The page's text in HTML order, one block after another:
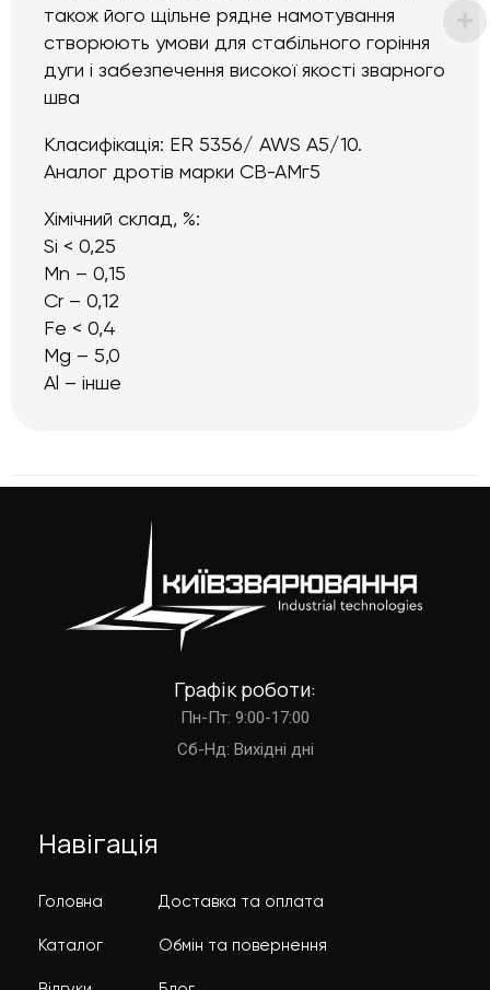
також його щільне рядне намотування
створюють умови для стабільного горіння
дуги і забезпечення високої якості зварного
шва
Класифікація: ER 5356/ AWS A5/10.
Аналог дротів марки СВ-АМг5
Хімічний склад, %:
Si < 0,25
Mn – 0,15
Cr – 0,12
Fe < 0,4
Mg – 5,0
Al – інше
Графік роботи:
Пн-Пт: 9:00-17:00
Cб-Нд: Вихідні дні
Навігація
Головна
Каталог
Доставка та оплата
Обмін та повернення